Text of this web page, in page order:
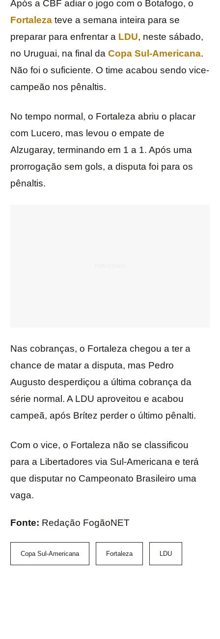
Após a CBF adiar o jogo com o Botafogo, o
Fortaleza teve a semana inteira para se
preparar para enfrentar a LDU, neste sábado,
no Uruguai, na final da Copa Sul-Americana.
Não foi o suficiente. O time acabou sendo vice-
campeão nos pênaltis.
No tempo normal, o Fortaleza abriu o placar
com Lucero, mas levou o empate de
Alzugaray, terminando em 1 a 1. Após uma
prorrogação sem gols, a disputa foi para os
pênaltis.
Nas cobranças, o Fortaleza chegou a ter a
chance de matar a disputa, mas Pedro
Augusto desperdiçou a última cobrança da
série normal. A LDU aproveitou e acabou
campeã, após Brítez perder o último pênalti.
Com o vice, o Fortaleza não se classificou
para a Libertadores via Sul-Americana e terá
que disputar no Campeonato Brasileiro uma
vaga.
Fonte: Redação FogãoNET
Copa Sul-Americana Fortaleza LDU